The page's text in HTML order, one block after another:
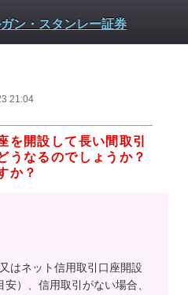
21:04
を開設して長い間取引
うなるのでしょうか？
か？
はネット信用取引口座開設
）、信用取引がない場合、